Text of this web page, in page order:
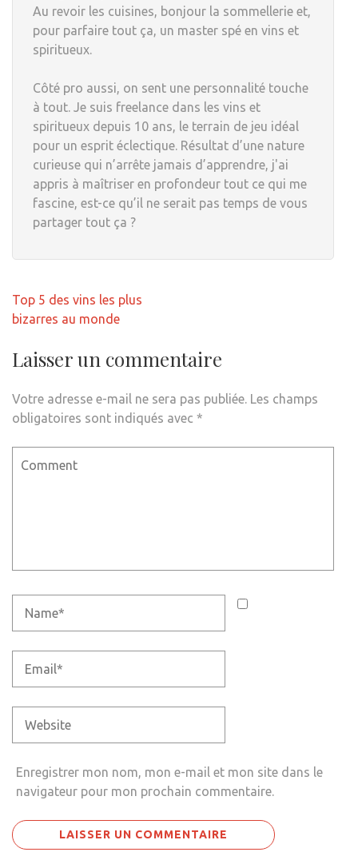
Au revoir les cuisines, bonjour la sommellerie et,
pour parfaire tout ça, un master spé en vins et
spiritueux.
Côté pro aussi, on sent une personnalité touche
à tout. Je suis freelance dans les vins et
spiritueux depuis 10 ans, le terrain de jeu idéal
pour un esprit éclectique. Résultat d’une nature
curieuse qui n’arrête jamais d’apprendre, j'ai
appris à maîtriser en profondeur tout ce qui me
fascine, est-ce qu’il ne serait pas temps de vous
partager tout ça ?
Navigation
de
Top 5 des vins les plus
bizarres au monde
Laisser un commentaire
Votre adresse e-mail ne sera pas publiée. Les champs
obligatoires sont indiqués avec *
Enregistrer mon nom, mon e-mail et mon site dans le
navigateur pour mon prochain commentaire.